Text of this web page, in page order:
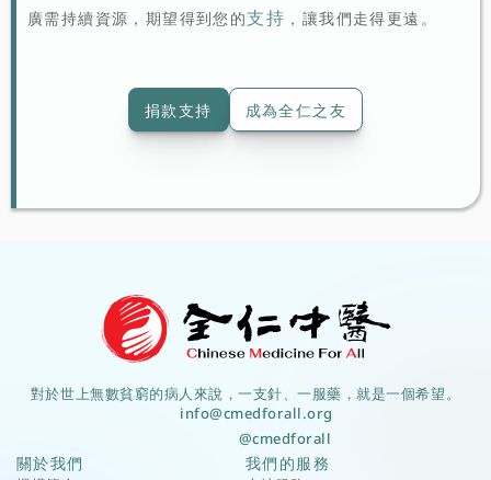
廣需持續資源，期望得到您的支持 ，讓我們走得更遠。
捐款支持 成為全仁之友
對於世上無數貧窮的病人來說，一支針、一服藥，就是一個希望。
info@cmedforall.org
@cmedforall
關於我們 我們的服務